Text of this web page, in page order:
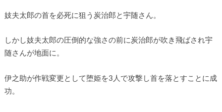
妓夫太郎の首を必死に狙う炭治郎と宇随さん。
しかし妓夫太郎の圧倒的な強さの前に炭治郎が吹き飛ばされ宇
随さんが地面に。
伊之助が作戦変更として堕姫を3人で攻撃し首を落とすことに成
功。